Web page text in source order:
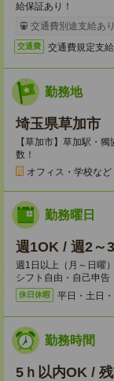
給保証あり！
交通費別途支給あり
交通費 交通費規定支給
勤務地
埼玉県草加市
【草加市】草加駅・
数！
オフィス・学校など
勤務曜日
週1OK / 週2～
週1日以上（月～日曜）
シフト自由・自己申告
休日休暇 平日・土日
勤務時間
5ｈ以内OK /